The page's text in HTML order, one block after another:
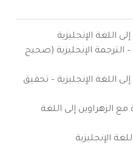
اللغة الإنجليزية
الترجمة الإنجليزية (صحيح
اللغة الإنجليزية – تحقيق
الزهراوين إلى اللغة
الإنجليزية